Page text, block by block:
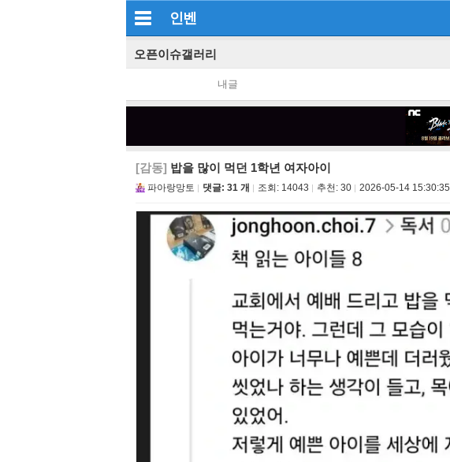
인벤
오픈이슈갤러리
내글
[감동] 밥을 많이 먹던 1학년 여자아이
파아랑망토 댓글: 31 개 조회: 14043 추천: 30 2026-05-14 15:30:35